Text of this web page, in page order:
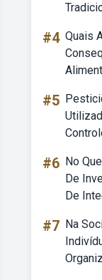
#4 Quais
#5
#6 No
De
De
#7 Na